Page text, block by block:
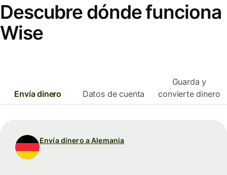
Descubre dónde funciona
Wise
Envía dinero Datos de cuenta
Guarda y
convierte dinero
Envía dinero a Alemania